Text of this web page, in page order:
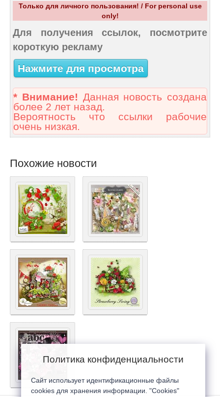
Только для личного пользования! / For personal use
only!
Для получения ссылок, посмотрите
короткую рекламу
Нажмите для просмотра
* Внимание! Данная новость создана
более 2 лет назад.
Вероятность что ссылки рабочие
очень низкая.
Похожие новости
Политика конфиденциальности
Сайт использует идентификационные файлы
cookies для хранения информации. "Cookies"